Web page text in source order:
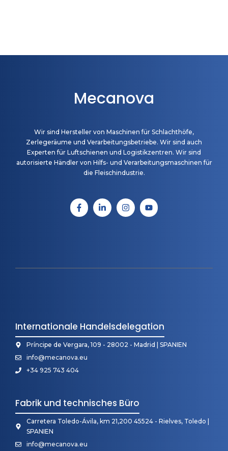
Mecanova
Wir sind Hersteller von Maschinen für Schlachthöfe,
Zerlegeräume und Verarbeitungsbetriebe. Wir sind auch
Experten für Luftschienen und Logistikzentren. Wir sind
autorisierte Händler von Hilfs- und Verarbeitungsmaschinen für
die Fleischindustrie.
Internationale Handelsdelegation
Príncipe de Vergara, 109 - 28002 - Madrid | SPANIEN
info@mecanova.eu
+34 925 743 404
Fabrik und technisches Büro
Carretera Toledo-Ávila, km 21,200 45524 - Rielves, Toledo |
SPANIEN
info@mecanova.eu